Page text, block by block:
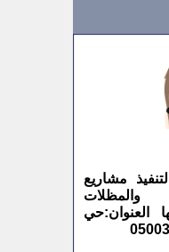
مشاريع
والمظلات
العنوان:حي